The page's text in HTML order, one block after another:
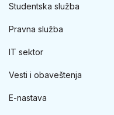
Studentska služba
Pravna služba
IT sektor
Vesti i obaveštenja
E-nastava